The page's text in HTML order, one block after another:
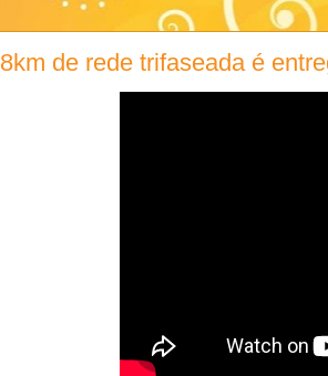
8km de rede trifaseada é